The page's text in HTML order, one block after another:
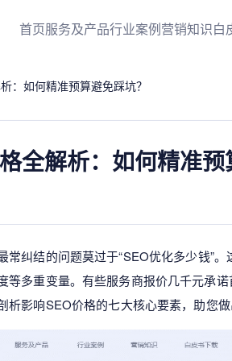
首页服务及产品行业案例营销知识白
：如何精准预算避免踩坑？
全解析：如何精准预
常纠结的问题莫过于“SEO优化多少钱”
等多重变量。有些服务商报价几千元承
影响SEO价格的七大核心要素，助您做